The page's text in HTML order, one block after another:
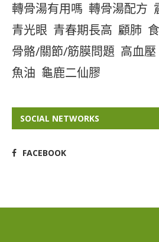
轉骨湯有用嗎 轉骨湯配方
青光眼 青春期長高 顧肺
骨骼/關節/筋膜問題 高血壓
魚油 龜鹿二仙膠
SOCIAL NETWORKS
FACEBOOK